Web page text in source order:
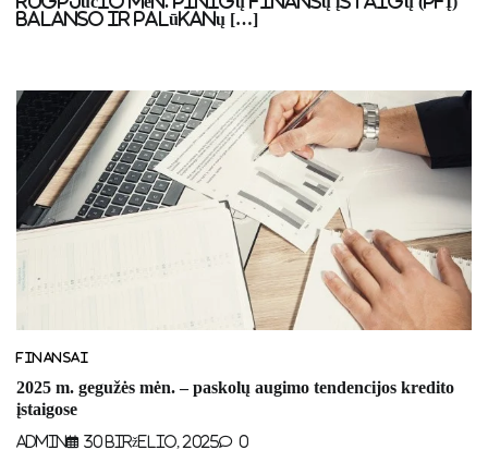
balanso ir palūkanų […]
FINANSAI
2025 m. gegužės mėn. – paskolų augimo tendencijos kredito
įstaigose
Admin 30 Birželio, 2025 0